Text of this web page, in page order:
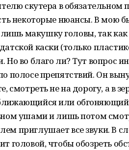
скутера в
некоторые нюансы. В мою
макушку головы, так как
каски (только
Но во благо ли? Тут вопрос
полосе препятствий. Он
смотреть не на дорогу, а в
или обгоняющий
ушами и лишь потом
приглушает все звуки. В
головой, чтобы обозреть